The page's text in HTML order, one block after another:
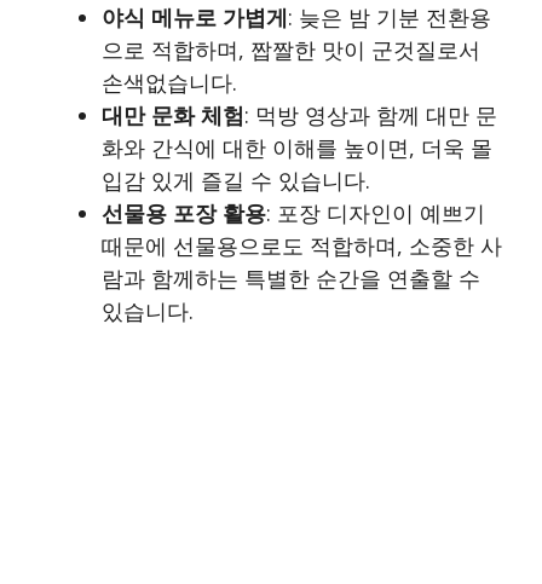
야식 메뉴로 가볍게: 늦은 밤 기분 전환용
으로 적합하며, 짭짤한 맛이 군것질로서
손색없습니다.
대만 문화 체험: 먹방 영상과 함께 대만 문
화와 간식에 대한 이해를 높이면, 더욱 몰
입감 있게 즐길 수 있습니다.
선물용 포장 활용: 포장 디자인이 예쁘기
때문에 선물용으로도 적합하며, 소중한 사
람과 함께하는 특별한 순간을 연출할 수
있습니다.